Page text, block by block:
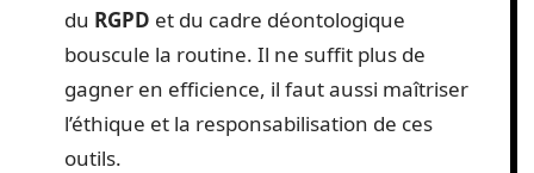
du RGPD et du cadre déontologique
bouscule la routine. Il ne suffit plus de
gagner en efficience, il faut aussi maîtriser
l’éthique et la responsabilisation de ces
outils.